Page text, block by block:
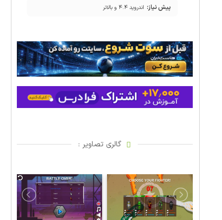
پیش نیاز: اندروید ۴.۴ و بالاتر
گالری تصاویر :